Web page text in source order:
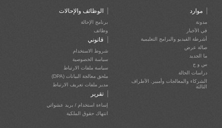
موارد
مدونة
في الأخبار
أشرطة الفيديو والبرامج التعليمية
صالة عرض
ما الجديد
س و ج
دراسات الحالة
الشركاء والمعالجات وأمبير. الأطراف
الثالثة
الوظائف والإحالات
برنامج الإحالة
وظائف
قانوني
شروط الاستخدام
سياسة الخصوصية
سياسة ملفات الارتباط
ملحق معالجة البيانات (DPA)
مدير ملفات تعريف الارتباط
تقرير
إساءة استخدام / بريد عشوائي
انتهاك حقوق الملكية
دعم التذاكر
هل لديك سؤال؟ دعنا نتحدث!
دعم التذاكر
أضف سؤالك (أسئلتك) بالتفصيل في المربع